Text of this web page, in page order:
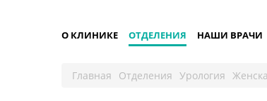
О КЛИНИКЕ ОТДЕЛЕНИЯ НАШИ ВРАЧИ
Главная Отделения Урология